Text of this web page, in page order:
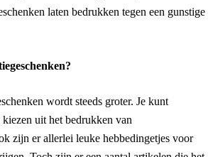
laten bedrukken tegen een gunstige
wordt steeds groter. Je kunt
uit het bedrukken van
zijn er allerlei leuke hebbedingetjes voor